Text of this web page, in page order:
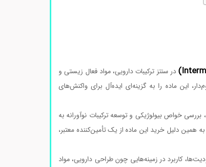
در سنتز ترکیبات دارویی، مواد فعال زیستی و
این ماده را به گزینه‌ای ایده‌آل برای واکنش‌های
خواص بیولوژیکی و توسعه ترکیبات نوآورانه به
دلیل خرید این ماده از یک تأمین‌کننده معتبر،
کاربرد در زمینه‌هایی چون طراحی دارویی، مواد